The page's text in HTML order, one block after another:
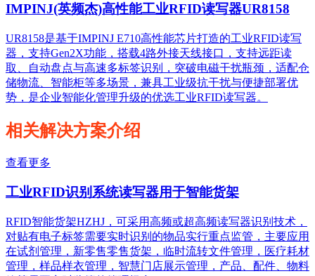
IMPINJ(英频杰)高性能工业RFID读写器UR8158
UR8158是基于IMPINJ E710高性能芯片打造的工业RFID读写
器，支持Gen2X功能，搭载4路外接天线接口，支持远距读
取、自动盘点与高速多标签识别，突破电磁干扰瓶颈，适配仓
储物流、智能柜等多场景，兼具工业级抗干扰与便捷部署优
势，是企业智能化管理升级的优选工业RFID读写器。
相关解决方案介绍
查看更多
工业RFID识别系统读写器用于智能货架
RFID智能货架HZHJ，可采用高频或超高频读写器识别技术，
对贴有电子标签需要实时识别的物品实行重点监管，主要应用
在试剂管理，新零售零售货架，临时流转文件管理，医疗耗材
管理，样品样衣管理，智慧门店展示管理，产品、配件、物料